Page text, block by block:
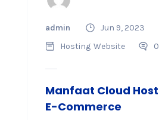
admin
Jun 9, 2023
Hosting Website 0
Manfaat Cloud
E-Commerce